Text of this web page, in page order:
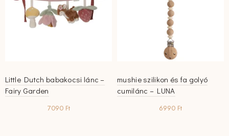
Little Dutch babakocsi lánc –
Fairy Garden
7090 Ft
mushie szilikon és fa golyó
cumilánc – LUNA
6990 Ft